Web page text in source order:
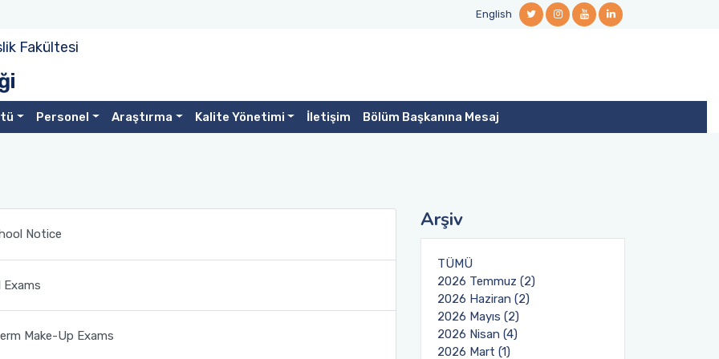
English
Fakültesi
Personel Araştırma Kalite Yönetimi İletişim Bölüm Başkanına Mesaj
Notice
Make-Up Exams
Arşiv
TÜMÜ
2026 Temmuz (2)
2026 Haziran (2)
2026 Mayıs (2)
2026 Nisan (4)
2026 Mart (1)